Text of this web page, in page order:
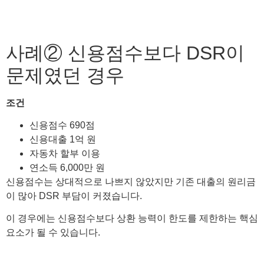
사례② 신용점수보다 DSR이
문제였던 경우
조건
신용점수 690점
신용대출 1억 원
자동차 할부 이용
연소득 6,000만 원
신용점수는 상대적으로 나쁘지 않았지만 기존 대출의 원리금
이 많아 DSR 부담이 커졌습니다.
이 경우에는 신용점수보다 상환 능력이 한도를 제한하는 핵심
요소가 될 수 있습니다.